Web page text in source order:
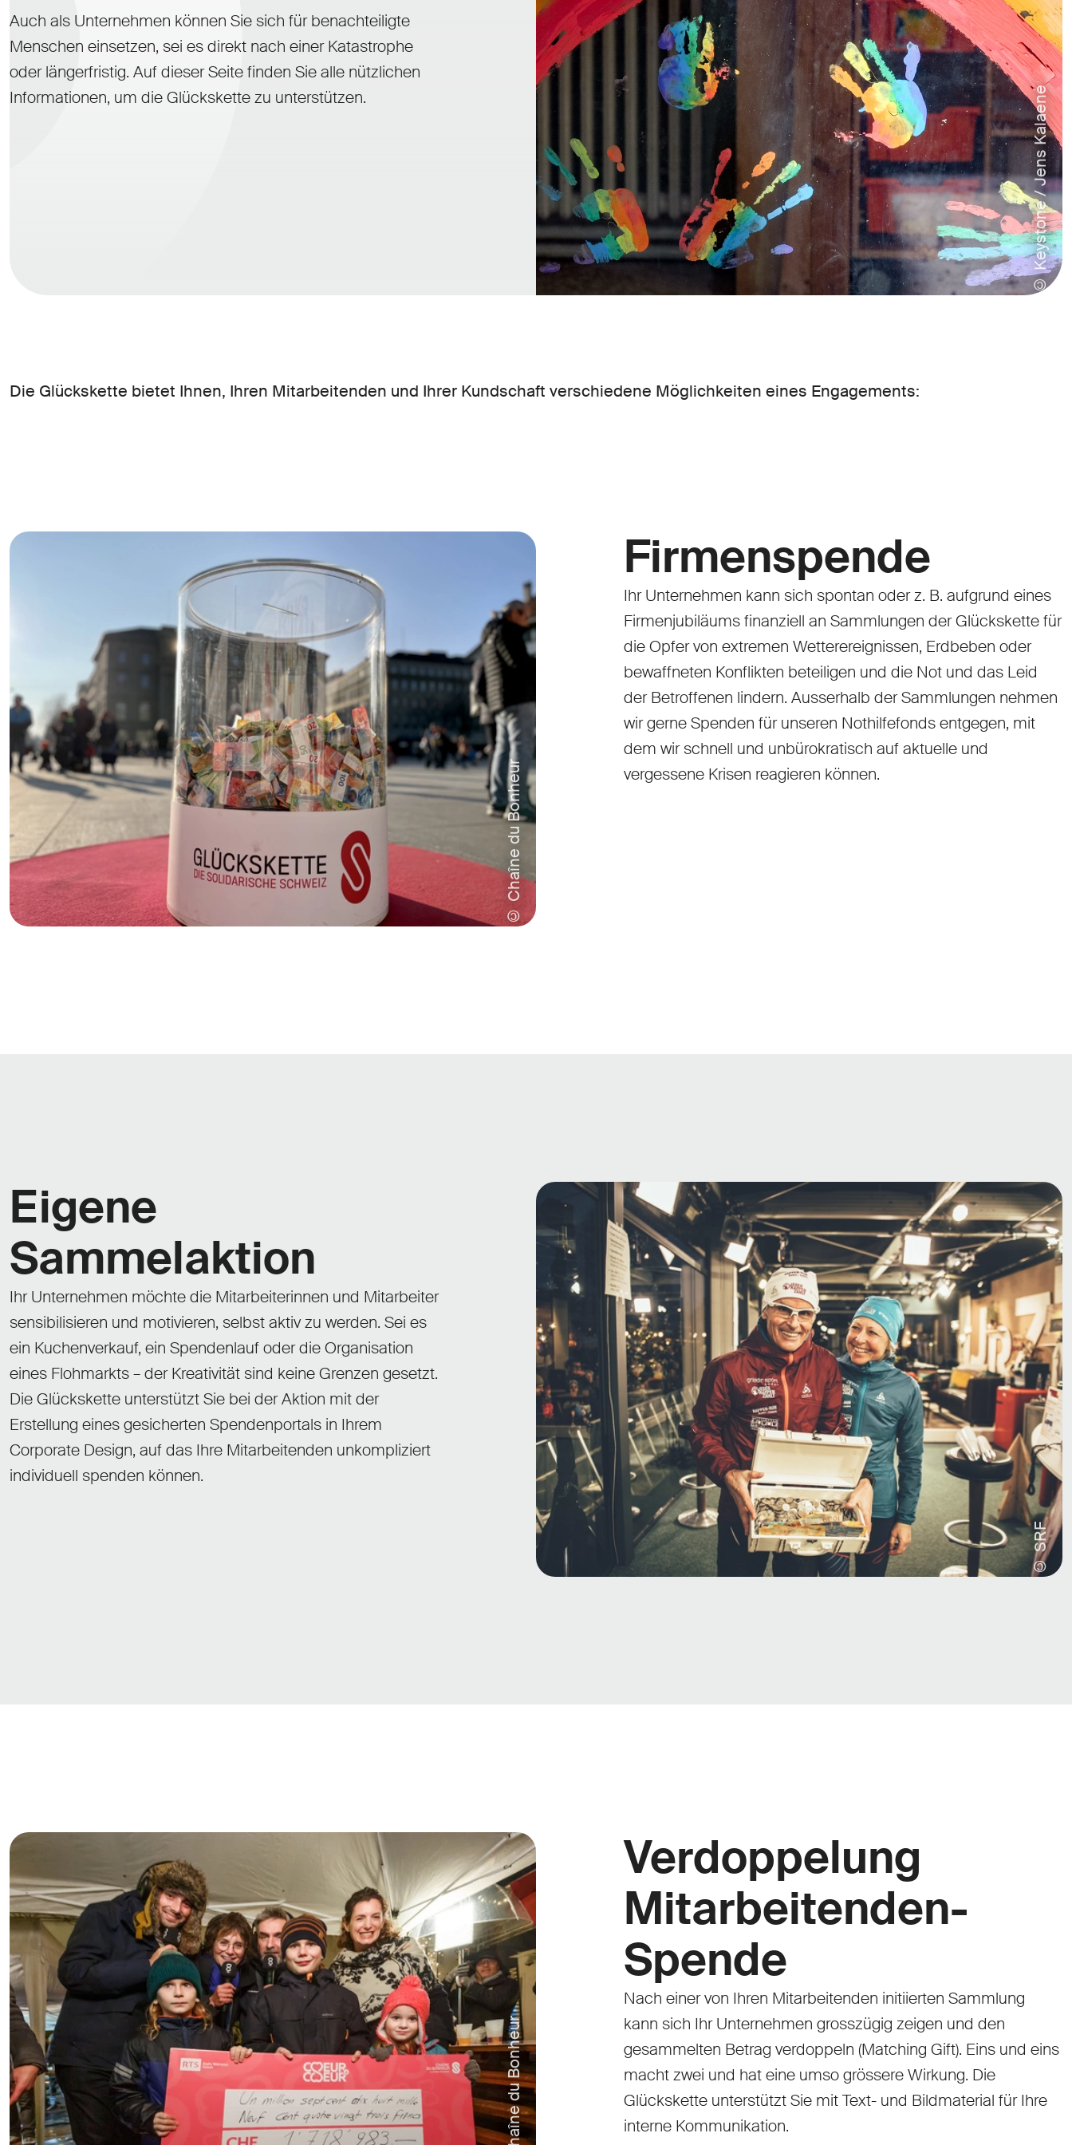
Auch als Unternehmen können Sie sich für benachteiligte
Menschen einsetzen, sei es direkt nach einer Katastrophe
oder längerfristig. Auf dieser Seite finden Sie alle nützlichen
Informationen, um die Glückskette zu unterstützen.
© Keystone / Jens Kalaene
Die Glückskette bietet Ihnen, Ihren Mitarbeitenden und Ihrer Kundschaft verschiedene Möglichkeiten eines Engagements:
© Chaîne du Bonheur
Firmenspende
Ihr Unternehmen kann sich spontan oder z. B. aufgrund eines
Firmenjubiläums finanziell an Sammlungen der Glückskette für
die Opfer von extremen Wetterereignissen, Erdbeben oder
bewaffneten Konflikten beteiligen und die Not und das Leid
der Betroffenen lindern. Ausserhalb der Sammlungen nehmen
wir gerne Spenden für unseren Nothilfefonds entgegen, mit
dem wir schnell und unbürokratisch auf aktuelle und
vergessene Krisen reagieren können.
© SRF
Eigene
Sammelaktion
Ihr Unternehmen möchte die Mitarbeiterinnen und Mitarbeiter
sensibilisieren und motivieren, selbst aktiv zu werden. Sei es
ein Kuchenverkauf, ein Spendenlauf oder die Organisation
eines Flohmarkts – der Kreativität sind keine Grenzen gesetzt.
Die Glückskette unterstützt Sie bei der Aktion mit der
Erstellung eines gesicherten Spendenportals in Ihrem
Corporate Design, auf das Ihre Mitarbeitenden unkompliziert
individuell spenden können.
© Chaîne du Bonheur
Verdoppelung
Mitarbeitenden-
Spende
Nach einer von Ihren Mitarbeitenden initiierten Sammlung
kann sich Ihr Unternehmen grosszügig zeigen und den
gesammelten Betrag verdoppeln (Matching Gift). Eins und eins
macht zwei und hat eine umso grössere Wirkung. Die
Glückskette unterstützt Sie mit Text- und Bildmaterial für Ihre
interne Kommunikation.